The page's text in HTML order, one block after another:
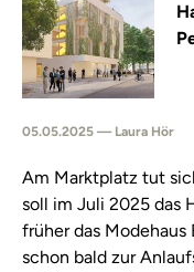
05.05.2025 — Laura Hör
Am Marktplatz tut
soll im Juli 2025 das
früher das
schon bald zur